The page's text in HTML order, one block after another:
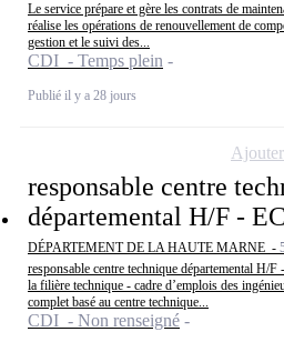
Le service prépare et gère les contrats de
réalise les opérations de renouvellement de
gestion et le suivi des...
CDI - Temps plein
Publié il y a 28 jours
responsable centre
départemental H/F -
DÉPARTEMENT DE LA HAUTE MARNE -
responsable centre technique départemental H/
la filière technique - cadre d’emplois des
complet basé au centre technique...
CDI - Non renseigné